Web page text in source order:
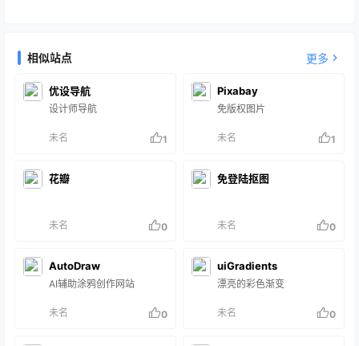
相似站点 更多
优设导航
设计师导航
未名 1
Pixabay
免版权图片
未名 1
花瓣
未名 0
免登陆抠图
未名 0
AutoDraw
AI辅助涂鸦创作网站
未名 0
uiGradients
漂亮的彩色渐变
未名 0